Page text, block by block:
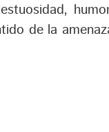
de la